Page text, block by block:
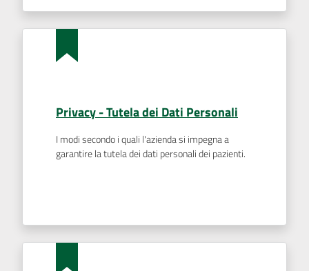
Privacy - Tutela dei Dati Personali
I modi secondo i quali l'azienda si impegna a
garantire la tutela dei dati personali dei pazienti.